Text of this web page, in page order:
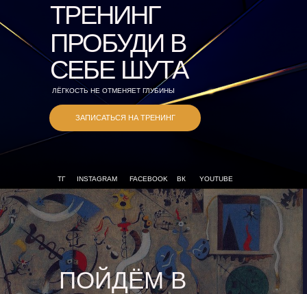
ЛЁГКОСТЬ НЕ ОТМЕНЯЕТ ГЛУБИНЫ
ПРОБУДИ В
СЕБЕ ШУТА
ТРЕНИНГ
ЗАПИСАТЬСЯ НА ТРЕНИНГ
YOUTUBE
FACEBOOK
INSTAGRAM
ТГ ВК
ПОЙДЁМ В